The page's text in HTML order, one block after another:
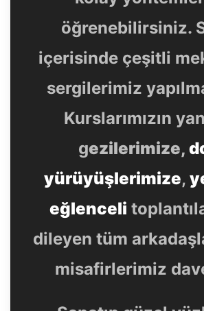
öğrenebilirsiniz.
içerisinde çeşitli
sergilerimiz
Kurslarımızın
gezilerimize,
yürüyüşlerimize,
eğlenceli
dileyen tüm
misafirlerimiz